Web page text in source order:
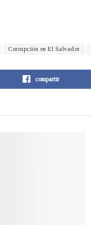
Corrupción en El Salvador
compartir